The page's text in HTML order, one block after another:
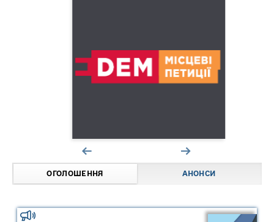
ОГОЛОШЕННЯ АНОНСИ